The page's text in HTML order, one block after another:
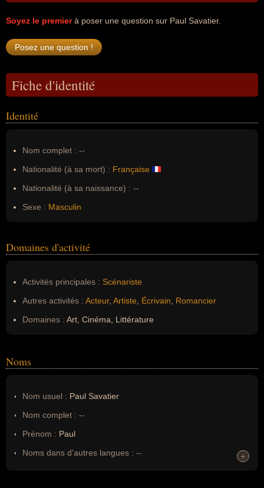
Soyez le premierà poser une question sur Paul Savatier.
Fiche d'identité
Identité
Nom complet : --
Nationalité (à sa mort) : Française
Nationalité (à sa naissance) : --
Sexe : Masculin
Domaines d'activité
Activités principales : Scénariste
Autres activités : Acteur, Artiste Écrivain
Romancier
Domaines : Art, Cinéma, Littérature
Noms
Nom usuel : Paul Savatier
Nom complet : --
Prénom : Paul
Noms dans d'autres langues : --
+
+